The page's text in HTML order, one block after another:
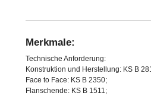
Merkmale:
Technische Anforderung:
Konstruktion und Herstellung: KS B
Face to Face: KS B 2350;
Flanschende: KS B 1511;